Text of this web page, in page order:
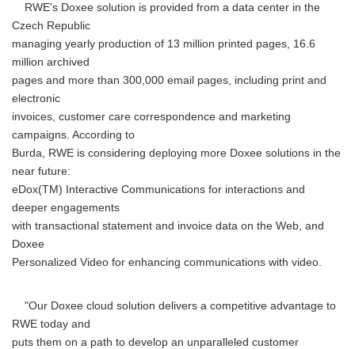
RWE's Doxee solution is provided from a data center in the
Czech Republic
managing yearly production of 13 million printed pages, 16.6
million archived
pages and more than 300,000 email pages, including print and
electronic
invoices, customer care correspondence and marketing
campaigns. According to
Burda, RWE is considering deploying more Doxee solutions in the
near future:
eDox(TM) Interactive Communications for interactions and
deeper engagements
with transactional statement and invoice data on the Web, and
Doxee
Personalized Video for enhancing communications with video.
"Our Doxee cloud solution delivers a competitive advantage to
RWE today and
puts them on a path to develop an unparalleled customer